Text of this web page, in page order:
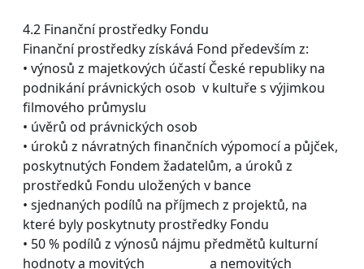
4.2 Finanční prostředky Fondu
Finanční prostředky získává Fond především z:
• výnosů z majetkových účastí České republiky na
podnikání právnických osob v kultuře s výjimkou
filmového průmyslu
• úvěrů od právnických osob
• úroků z návratných finančních výpomocí a půjček,
poskytnutých Fondem žadatelům, a úroků z
prostředků Fondu uložených v bance
• sjednaných podílů na příjmech z projektů, na
které byly poskytnuty prostředky Fondu
• 50 % podílů z výnosů nájmu předmětů kulturní
hodnoty a movitých a nemovitých